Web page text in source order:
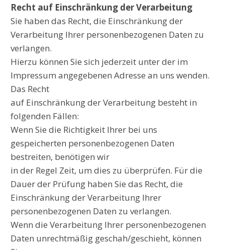
Recht auf Einschränkung der Verarbeitung
Sie haben das Recht, die Einschränkung der
Verarbeitung Ihrer personenbezogenen Daten zu
verlangen.
Hierzu können Sie sich jederzeit unter der im
Impressum angegebenen Adresse an uns wenden.
Das Recht
auf Einschränkung der Verarbeitung besteht in
folgenden Fällen:
Wenn Sie die Richtigkeit Ihrer bei uns
gespeicherten personenbezogenen Daten
bestreiten, benötigen wir
in der Regel Zeit, um dies zu überprüfen. Für die
Dauer der Prüfung haben Sie das Recht, die
Einschränkung der Verarbeitung Ihrer
personenbezogenen Daten zu verlangen.
Wenn die Verarbeitung Ihrer personenbezogenen
Daten unrechtmäßig geschah/geschieht, können